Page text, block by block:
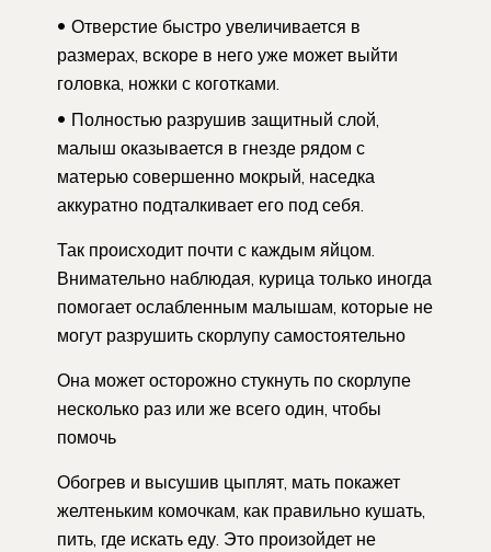
Отверстие быстро увеличивается в
размерах, вскоре в него уже может выйти
головка, ножки с коготками.
Полностью разрушив защитный слой,
малыш оказывается в гнезде рядом с
матерью совершенно мокрый, наседка
аккуратно подталкивает его под себя.
Так происходит почти с каждым яйцом.
Внимательно наблюдая, курица только иногда
помогает ослабленным малышам, которые не
могут разрушить скорлупу самостоятельно
Она может осторожно стукнуть по скорлупе
несколько раз или же всего один, чтобы
помочь
Обогрев и высушив цыплят, мать покажет
желтеньким комочкам, как правильно кушать,
пить, где искать еду. Это произойдет не